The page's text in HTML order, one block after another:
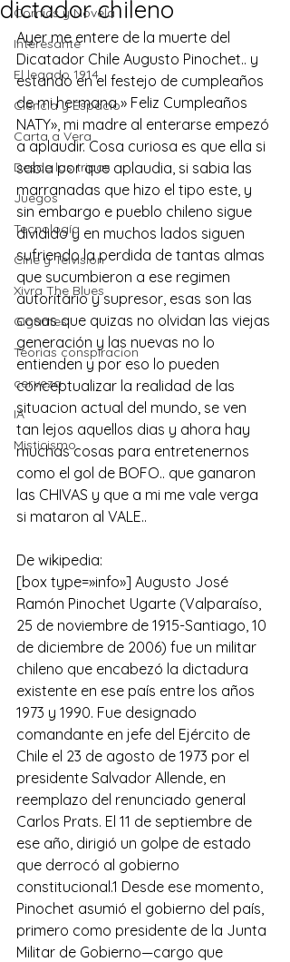
Comics y Novela
Interesante
El legado 1914
Ciencia y Espacio
Carta a Vera
Desde las tripas
Juegos
Tecnología
Cine y Telvisión
Xivra The Blues
Gigantes
Teorias conspiracion
cerveza
IA
Misticismo
dictador chileno
Ayer me entere de la muerte del
Dicatador Chile Augusto Pinochet.. y
estando en el festejo de cumpleaños
de mi hermana » Feliz Cumpleaños
NATY», mi madre al enterarse empezó
a aplaudir. Cosa curiosa es que ella si
sabia por que aplaudia, si sabia las
marranadas que hizo el tipo este, y
sin embargo e pueblo chileno sigue
dividido y en muchos lados siguen
sufriendo la perdida de tantas almas
que sucumbieron a ese regimen
autoritario y supresor, esas son las
cosas que quizas no olvidan las viejas
generación y las nuevas no lo
entienden y por eso lo pueden
conceptualizar la realidad de las
situacion actual del mundo, se ven
tan lejos aquellos dias y ahora hay
muchas cosas para entretenernos
como el gol de BOFO.. que ganaron
las CHIVAS y que a mi me vale verga
si mataron al VALE..
De wikipedia:
[box type=»info»] Augusto José
Ramón Pinochet Ugarte (Valparaíso,
25 de noviembre de 1915-Santiago, 10
de diciembre de 2006) fue un militar
chileno que encabezó la dictadura
existente en ese país entre los años
1973 y 1990. Fue designado
comandante en jefe del Ejército de
Chile el 23 de agosto de 1973 por el
presidente Salvador Allende, en
reemplazo del renunciado general
Carlos Prats. El 11 de septiembre de
ese año, dirigió un golpe de estado
que derrocó al gobierno
constitucional.1 Desde ese momento,
Pinochet asumió el gobierno del país,
primero como presidente de la Junta
Militar de Gobierno—cargo que